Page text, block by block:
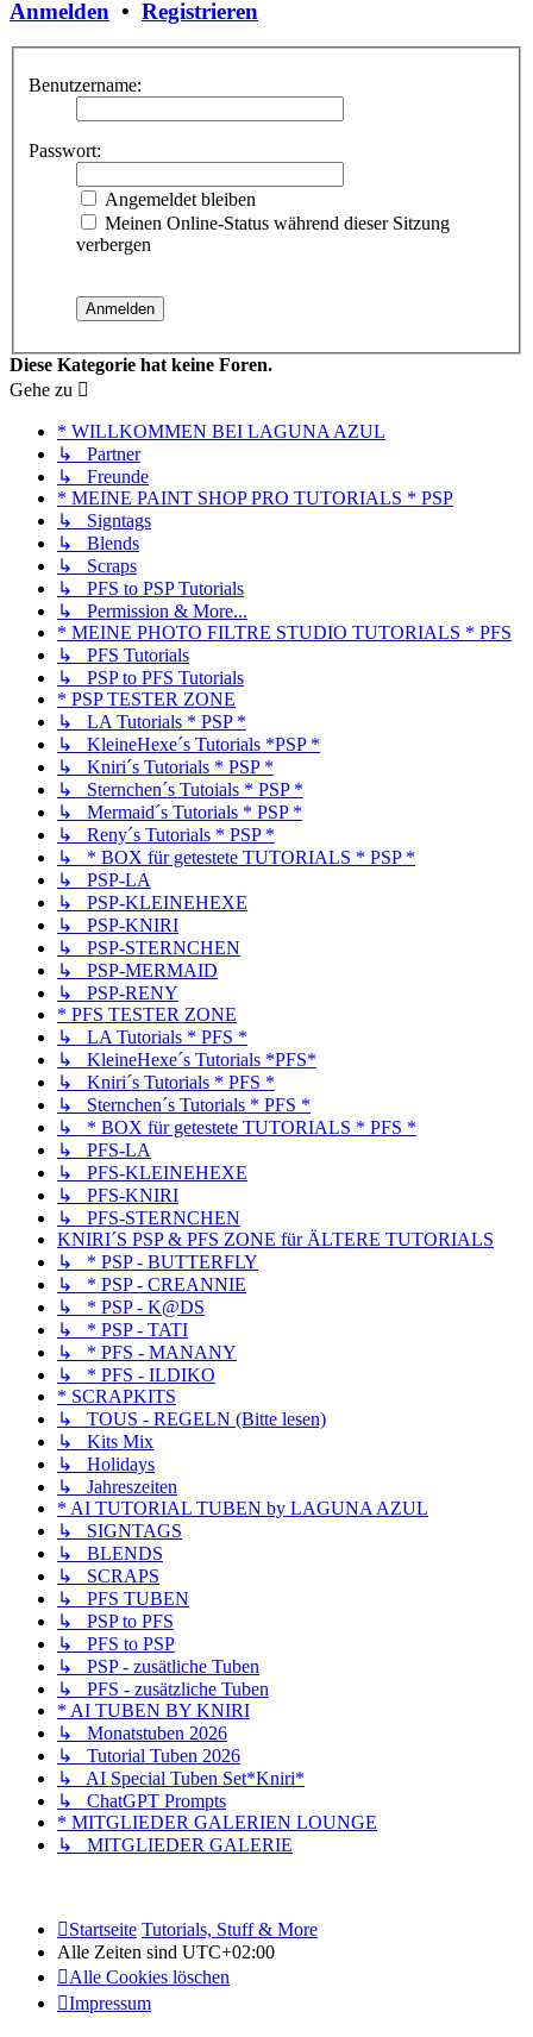
Anmelden • Registrieren
Benutzername:
Passwort:
Angemeldet bleiben
Meinen Online-Status während dieser Sitzung
verbergen
Diese Kategorie hat keine Foren.
Gehe zu
* WILLKOMMEN BEI LAGUNA AZUL
↳ Partner
↳ Freunde
* MEINE PAINT SHOP PRO TUTORIALS * PSP
↳ Signtags
↳ Blends
↳ Scraps
↳ PFS to PSP Tutorials
↳ Permission & More...
* MEINE PHOTO FILTRE STUDIO TUTORIALS * PFS
↳ PFS Tutorials
↳ PSP to PFS Tutorials
* PSP TESTER ZONE
↳ LA Tutorials * PSP *
↳ KleineHexe´s Tutorials *PSP *
↳ Kniri´s Tutorials * PSP *
↳ Sternchen´s Tutoials * PSP *
↳ Mermaid´s Tutorials * PSP *
↳ Reny´s Tutorials * PSP *
↳ * BOX für getestete TUTORIALS * PSP *
↳ PSP-LA
↳ PSP-KLEINEHEXE
↳ PSP-KNIRI
↳ PSP-STERNCHEN
↳ PSP-MERMAID
↳ PSP-RENY
* PFS TESTER ZONE
↳ LA Tutorials * PFS *
↳ KleineHexe´s Tutorials *PFS*
↳ Kniri´s Tutorials * PFS *
↳ Sternchen´s Tutorials * PFS *
↳ * BOX für getestete TUTORIALS * PFS *
↳ PFS-LA
↳ PFS-KLEINEHEXE
↳ PFS-KNIRI
↳ PFS-STERNCHEN
KNIRI´S PSP & PFS ZONE für ÄLTERE TUTORIALS
↳ * PSP - BUTTERFLY
↳ * PSP - CREANNIE
↳ * PSP - K@DS
↳ * PSP - TATI
↳ * PFS - MANANY
↳ * PFS - ILDIKO
* SCRAPKITS
↳ TOUS - REGELN (Bitte lesen)
↳ Kits Mix
↳ Holidays
↳ Jahreszeiten
* AI TUTORIAL TUBEN by LAGUNA AZUL
↳ SIGNTAGS
↳ BLENDS
↳ SCRAPS
↳ PFS TUBEN
↳ PSP to PFS
↳ PFS to PSP
↳ PSP - zusätliche Tuben
↳ PFS - zusätzliche Tuben
* AI TUBEN BY KNIRI
↳ Monatstuben 2026
↳ Tutorial Tuben 2026
↳ AI Special Tuben Set*Kniri*
↳ ChatGPT Prompts
* MITGLIEDER GALERIEN LOUNGE
↳ MITGLIEDER GALERIE
Startseite Tutorials, Stuff & More
Alle Zeiten sind UTC+02:00
Alle Cookies löschen
Impressum